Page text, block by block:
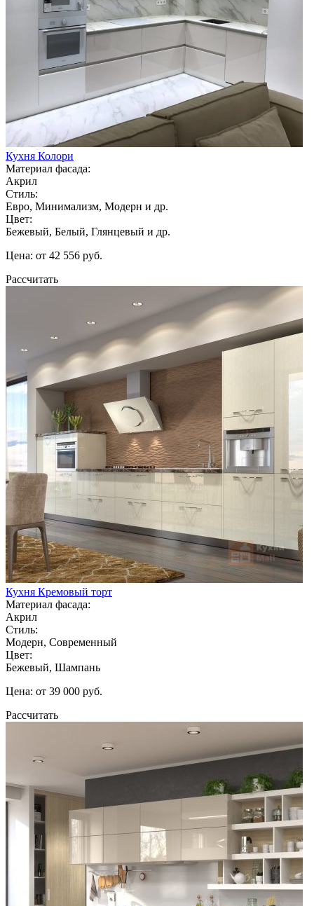
Кухня Колори
Материал фасада:
Акрил
Стиль:
Евро, Минимализм, Модерн и др.
Цвет:
Бежевый, Белый, Глянцевый и др.
Цена: от 42 556 руб.
Рассчитать
Кухня Кремовый торт
Материал фасада:
Акрил
Стиль:
Модерн, Современный
Цвет:
Бежевый, Шампань
Цена: от 39 000 руб.
Рассчитать